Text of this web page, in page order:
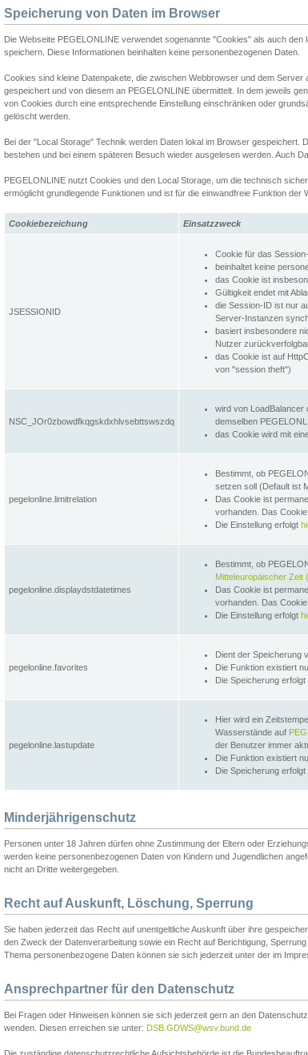
Speicherung von Daten im Browser
Die Webseite PEGELONLINE verwendet sogenannte "Cookies" als auch
speichern. Diese Informationen beinhalten keine personenbezogenen Daten.
Cookies sind kleine Datenpakete, die zwischen Webbrowser und dem
gespeichert und von diesem an PEGELONLINE übermittelt. In dem jeweils
von Cookies durch eine entsprechende Einstellung einschränken oder
gelöscht werden.
Bei der "Local Storage" Technik werden Daten lokal im Browser
bestehen und bei einem späteren Besuch wieder ausgelesen werden. Auch
PEGELONLINE nutzt Cookies und den Local Storage, um die technisch
ermöglicht grundlegende Funktionen und ist für die einwandfreie Funktion der
Cookiebezeichung Einsatzzweck
JSESSIONID
Cookie für das
beinhaltet keine
das Cookie ist
Gültigkeit endet mit
die Session-ID ist nur
Server-Instanzen
basiert insbesondere
Nutzer
das Cookie ist auf
von "session theft")
NSC_JOr0zbowdfkqgskdxhlvsebttswszdq
wird von LoadBalancer
demselben
das Cookie wird mit
pegelonline.limitrelation
Bestimmt, ob
setzen soll (Default ist
Das Cookie ist
vorhanden. Das
Die Einstellung erfolgt
pegelonline.displaydstdatetimes
Bestimmt, ob
Mitteleuropäischer Zeit
Das Cookie ist
vorhanden. Das
Die Einstellung erfolgt
pegelonline.favorites
Dient der Speicherung
Die Funktion existiert
Die Speicherung
pegelonline.lastupdate
Hier wird ein
Wasserstände auf
der Benutzer immer
Die Funktion existiert
Die Speicherung
Minderjährigenschutz
Personen unter 18 Jahren dürfen ohne Zustimmung der Eltern oder
werden keine personenbezogenen Daten von Kindern und Jugendlichen
nicht an Dritte weitergegeben.
Recht auf Auskunft, Löschung, Sperrung
Sie haben jederzeit das Recht auf unentgeltliche Auskunft über ihre
den Zweck der Datenverarbeitung sowie ein Recht auf Berichtigung,
Thema personenbezogene Daten können sie sich jederzeit unter der im
Ansprechpartner für den Datenschutz
Bei Fragen oder Hinweisen können sie sich jederzeit gern an den
wenden. Diesen erreichen sie unter: DSB.GDWS@wsv.bund.de